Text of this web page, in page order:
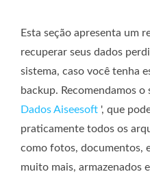
Esta seção apresenta um
recuperar seus dados
sistema, caso você tenha
backup. Recomendamos
Dados Aiseesoft ', que
praticamente todos os
como fotos, documentos,
muito mais, armazenados